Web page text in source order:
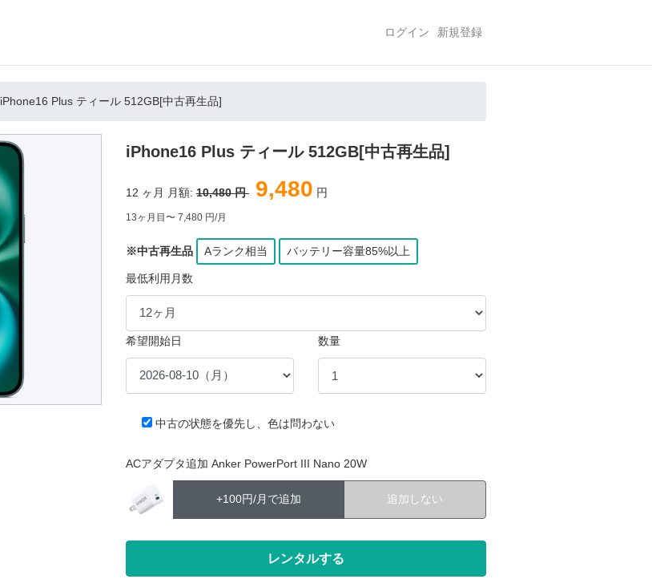
ログイン 新規登録
iPhone16 Plus ティール 512GB[中古再生品]
iPhone16 Plus ティール 512GB[中古再生品]
12 ヶ月 月額: 10,480 円 9,480 円
13ヶ月目〜 7,480 円/月
※中古再生品 Aランク相当 バッテリー容量85%以上
最低利用月数
希望開始日 数量
中古の状態を優先し、色は問わない
ACアダプタ追加 Anker PowerPort III Nano 20W
+100円/月で追加 追加しない